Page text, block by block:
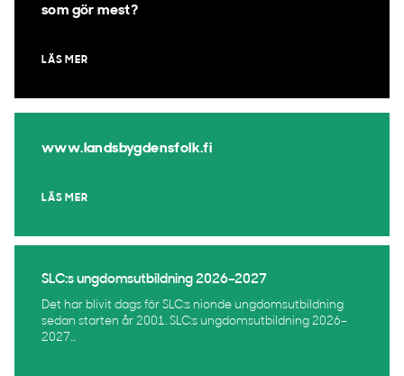
som gör mest?
LÄS MER
www.landsbygdensfolk.fi
LÄS MER
SLC:s ungdomsutbildning 2026–2027
Det har blivit dags för SLC:s nionde ungdomsutbildning
sedan starten år 2001. SLC:s ungdomsutbildning 2026–
2027...